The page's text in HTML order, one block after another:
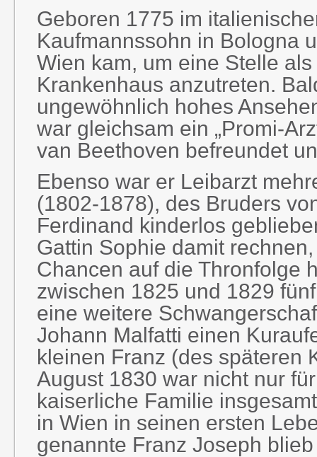
Geboren 1775 im
Kaufmannssohn in Bologna
Wien kam, um eine Stelle
Krankenhaus anzutreten.
ungewöhnlich hohes
war gleichsam ein „Promi-
van Beethoven befreundet
Ebenso war er Leibarzt
(1802-1878), des Bruders
Ferdinand kinderlos
Gattin Sophie damit
Chancen auf die Thronfolge
zwischen 1825 und 1829
eine weitere
Johann Malfatti einen
kleinen Franz (des späteren
August 1830 war nicht nur
kaiserliche Familie
in Wien in seinen ersten
genannte Franz Joseph